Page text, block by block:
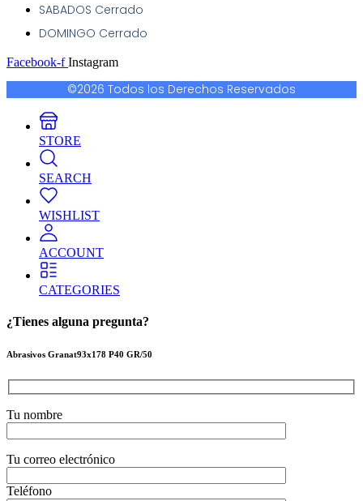
SABADOS Cerrado
DOMINGO Cerrado
Facebook-f Instagram
©2026 Todos los Derechos Reservados
STORE
SEARCH
WISHLIST
ACCOUNT
CATEGORIES
¿Tienes alguna pregunta?
Abrasivos Granat93x178 P40 GR/50
Tu nombre
Tu correo electrónico
Teléfono